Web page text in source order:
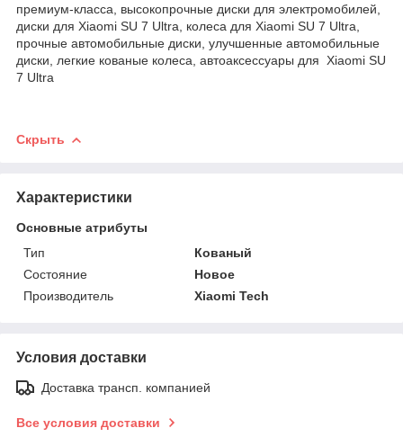
премиум-класса, высокопрочные диски для электромобилей,
диски для Xiaomi SU 7 Ultra, колеса для Xiaomi SU 7 Ultra,
прочные автомобильные диски, улучшенные автомобильные
диски, легкие кованые колеса, автоаксессуары для Xiaomi SU
7 Ultra
Скрыть
Характеристики
Основные атрибуты
Тип
Кованый
Состояние
Новое
Производитель
Xiaomi Tech
Условия доставки
Доставка трансп. компанией
Все условия доставки